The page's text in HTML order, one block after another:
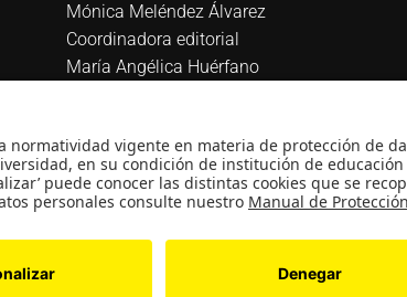
Mónica Meléndez Álvarez
Coordinadora editorial
María Angélica Huérfano
Audiovisual
David Amado